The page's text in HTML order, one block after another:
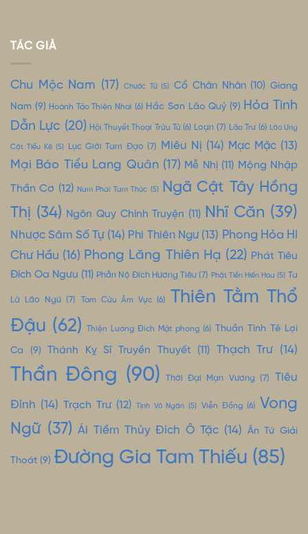
TÁC GIẢ
Chu Mộc Nam (17) Chước Tử(5) Cổ Chân Nhân(10) Giang
Nam (9) Hoành Tảo Thiên Nhai (6) Hắc Sơn Lão Quỷ (9) Hỏa Tinh
Dẫn Lực (20) Hội Thuyết Thoại Trửu Tử(6) Loạn (7) Lão Trư (6) Lão Ưng
Cật Tiểu Kê (5) Lục Giới Tam Đạo (7) Miêu Nị (14) Mạc Mặc (13)
Mại Báo Tiểu Lang Quân(17) Mễ Nhị(11) Mộng Nhập
Thần Cơ (12) Nam Phái Tam Thúc (5)
Ngã Cật Tây Hồng
Thị (34) Ngôn Quy Chính Truyện (11) Nhĩ Căn (39)
Nhược Sâm Số Tự(14) Phi Thiên Ngư(13) Phong Hỏa Hí
Chư Hầu (16) Phong Lăng Thiên Hạ (22) Phát Tiêu
Đích Oa Ngưu (11) Phẫn Nộ Đích Hương Tiêu (7) Phật Tiền Hiến Hoa (5) Ta
Là Lão Ngũ(7) Tam Cửu Âm Vực (6)
Thiên Tằm Thổ
Đậu (62) Thiện Lương Đích Mật phong (6) Thuần Tình Tê Lợi
Ca (9) Thánh Kỵ Sĩ Truyền Thuyết(11) Thạch Trư (14)
Thần Đông (90) Thời Đại Mạn Vương (7) Tiêu
Đỉnh (14) Trạch Trư(12) Tịnh Vô Ngân (5) Viễn Đồng (6) Vong
Ngữ(37) Ái Tiềm Thủy Đích Ô Tặc (14) Ân Tứ Giải
Thoát (9) Đường Gia Tam Thiếu (85)